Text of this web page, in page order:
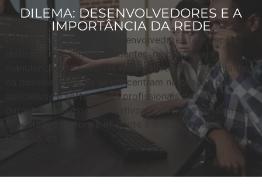
DILEMA: DESENVOLVEDORES E A
IMPORTÂNCIA DA REDE
Profissionais de rede e desenvolvedores têm papéis
distintos, mas interdependentes, na criação e
manutenção de sistemas e aplicativos de TI. Enquanto
os desenvolvedores se concentram na criação de
aplicativos e software, os profissionais de rede
garantem que esses aplicativos e software possam ser
executados de forma eficiente e segura em uma rede.